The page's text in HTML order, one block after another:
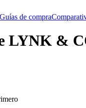
Guías de compra
LYNK &